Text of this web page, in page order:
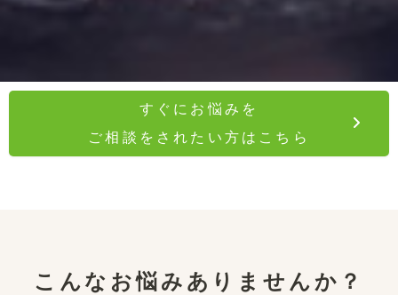
すぐにお悩みを
ご相談をされたい方はこちら
こんなお悩みありませんか？